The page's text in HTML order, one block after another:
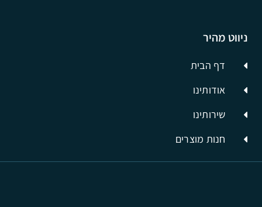
ניווט מהיר
דף הבית
אודותינו
שירותינו
חנות מוצרים